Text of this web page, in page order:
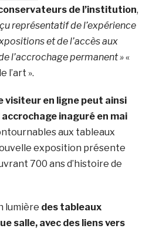
de l’institution,
représentatif de l’expérience
et de l’accès aux
l’accrochage permanent »«
l’art ».
visiteur en ligne peut ainsi
inaguré en mai
aux tableaux
exposition présente
700 ans d’histoire de
lumière des tableaux
salle, avec des liens vers